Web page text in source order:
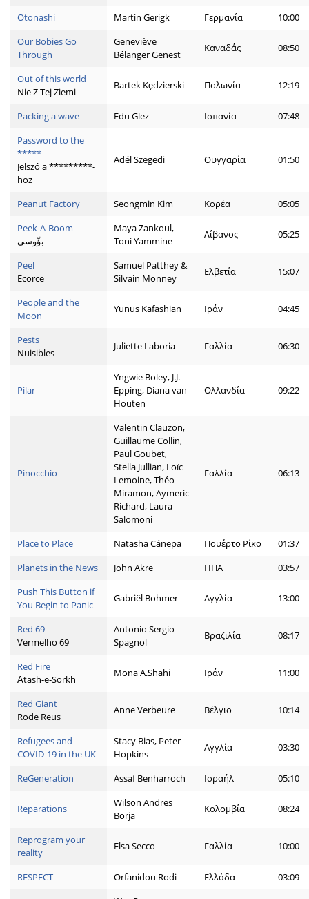
Otonashi Martin Gerigk Γερμανία
10:00
Our Bobies Go
Through
Geneviève
Bélanger Genest
Καναδάς 08:50
Out of this world
Nie Z Tej Ziemi
Bartek Kędzierski Πολωνία 12:19
Packing a wave Edu Glez Ισπανία
07:48
Password to the
*****
Jelszó a *********-
hoz
Adél Szegedi Ουγγαρία 01:50
Peanut Factory Seongmin Kim Κορέα
05:05
Peek-A-Boom
بؤّوسي
Maya Zankoul,
Toni Yammine
Λίβανος 05:25
Peel
Ecorce
Samuel Patthey &
Silvain Monney
Ελβετία 15:07
People and the
Moon
Yunus Kafashian Ιράν 04:45
Pests
Nuisibles
Juliette Laboria Γαλλία 06:30
Pilar
Yngwie Boley, J.J.
Epping, Diana van
Houten
Ολλανδία 09:22
Pinocchio
Valentin Clauzon,
Guillaume Collin,
Paul Goubet,
Stella Jullian, Loïc
Lemoine, Théo
Miramon, Aymeric
Richard, Laura
Salomoni
Γαλλία 06:13
Place to Place Natasha Cánepa Πουέρτο Ρίκο
01:37
Planets in the News
John Akre ΗΠΑ
03:57
Push This Button if
You Begin to Panic
Gabriël Bohmer Αγγλία 13:00
Red 69
Vermelho 69
Antonio Sergio
Spagnol
Βραζιλία 08:17
Red Fire
Ātash-e-Sorkh
Mona A.Shahi Ιράν 11:00
Red Giant
Rode Reus
Anne Verbeure Βέλγιο 10:14
Refugees and
COVID-19 in the UK
Stacy Bias, Peter
Hopkins
Αγγλία 03:30
ReGeneration Assaf Benharroch Ισραήλ 05:10
Reparations
Wilson Andres
Borja
Κολομβία 08:24
Reprogram your
reality
Elsa Secco Γαλλία 10:00
RESPECT Orfanidou Rodi Ελλάδα 03:09